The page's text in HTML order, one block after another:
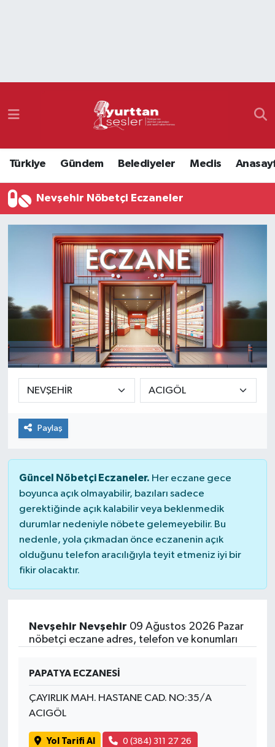
Türkiye Gündem Belediyeler Meclis
Nevşehir Nöbetçi Eczaneler
Paylaş
Güncel Nöbetçi Eczaneler. Her eczane gece
boyunca açık olmayabilir, bazıları sadece
gerektiğinde açık kalabilir veya beklenmedik
durumlar nedeniyle nöbete gelemeyebilir. Bu
nedenle, yola çıkmadan önce eczanenin açık
olduğunu telefon aracılığıyla teyit etmeniz iyi bir
fikir olacaktır.
Nevşehir Nevşehir 09 Ağustos 2026 Pazar
nöbetçi eczane adres, telefon ve konumları
PAPATYA ECZANESİ
ÇAYIRLIK MAH. HASTANE CAD. NO:35/A
ACIGÖL
Yol Tarifi Al 0 (384) 311 27 26
Namaz Vakitleri
Süper Lig Puan Durumu ve Fikstür
Tüm Manşetler
Son Dakika Haberleri
Haber Arşivi